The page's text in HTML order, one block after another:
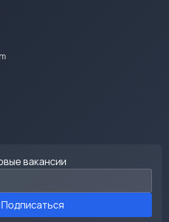
вакансии
Подписаться